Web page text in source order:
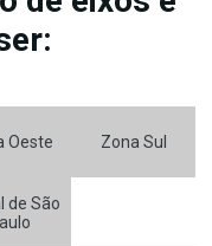
Oeste Zona Sul
de São